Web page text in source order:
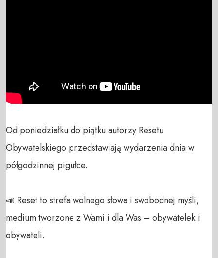
Od poniedziałku do piątku autorzy Resetu
Obywatelskiego przedstawiają wydarzenia dnia w
półgodzinnej pigułce.
📣 Reset to strefa wolnego słowa i swobodnej myśli,
medium tworzone z Wami i dla Was – obywatelek i
obywateli.